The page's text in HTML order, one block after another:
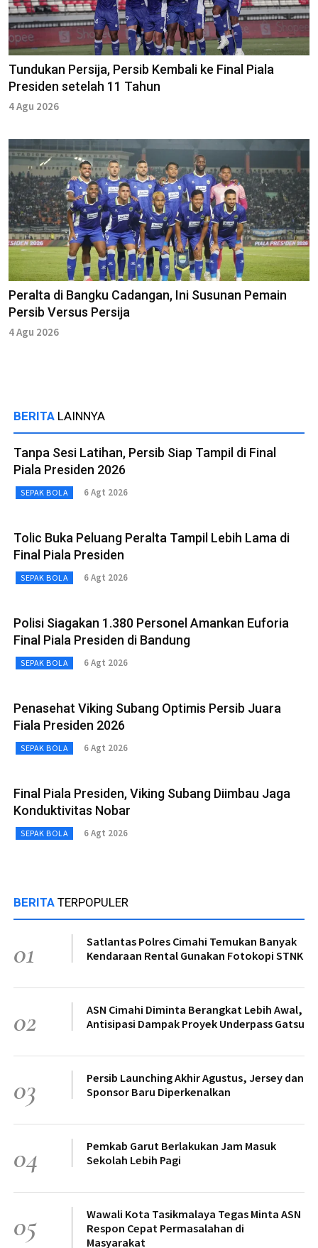
Tundukan Persija, Persib Kembali ke Final Piala
Presiden setelah 11 Tahun
4 Agu 2026
Peralta di Bangku Cadangan, Ini Susunan Pemain
Persib Versus Persija
4 Agu 2026
BERITA LAINNYA
Tanpa Sesi Latihan, Persib Siap Tampil di Final
Piala Presiden 2026
SEPAK BOLA 6 Agt 2026
Tolic Buka Peluang Peralta Tampil Lebih Lama di
Final Piala Presiden
SEPAK BOLA 6 Agt 2026
Polisi Siagakan 1.380 Personel Amankan Euforia
Final Piala Presiden di Bandung
SEPAK BOLA 6 Agt 2026
Penasehat Viking Subang Optimis Persib Juara
Fiala Presiden 2026
SEPAK BOLA 6 Agt 2026
Final Piala Presiden, Viking Subang Diimbau Jaga
Konduktivitas Nobar
SEPAK BOLA 6 Agt 2026
BERITA TERPOPULER
01
Satlantas Polres Cimahi Temukan Banyak
Kendaraan Rental Gunakan Fotokopi STNK
02
ASN Cimahi Diminta Berangkat Lebih Awal,
Antisipasi Dampak Proyek Underpass Gatsu
03
Persib Launching Akhir Agustus, Jersey dan
Sponsor Baru Diperkenalkan
04
Pemkab Garut Berlakukan Jam Masuk
Sekolah Lebih Pagi
05
Wawali Kota Tasikmalaya Tegas Minta ASN
Respon Cepat Permasalahan di
Masyarakat